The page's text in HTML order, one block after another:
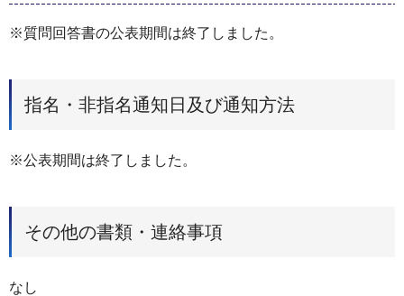
※質問回答書の公表期間は終了しました。
指名・非指名通知日及び通知方法
※公表期間は終了しました。
その他の書類・連絡事項
なし